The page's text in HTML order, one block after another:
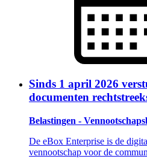
Sinds 1 april 2026
documenten
Belastingen -
De eBox Enterprise is de
vennootschap voor de